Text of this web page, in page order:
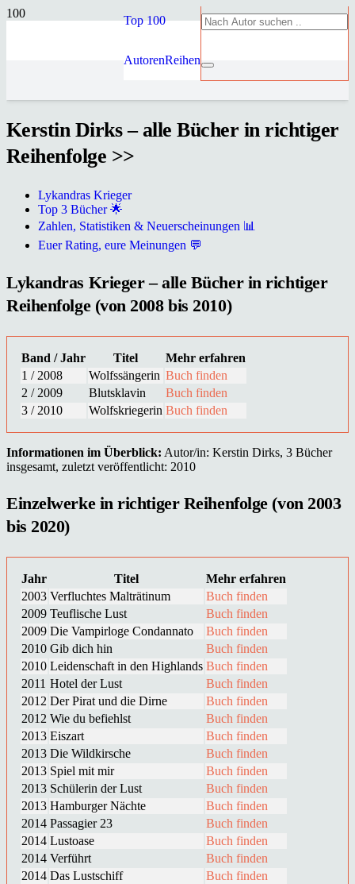
Top 100
AutorenReihen
Kerstin Dirks – alle Bücher in richtiger
Reihenfolge >>
Lykandras Krieger
Top 3 Bücher 🌟
Zahlen, Statistiken & Neuerscheinungen 📊
Euer Rating, eure Meinungen 💬
Lykandras Krieger – alle Bücher in richtiger
Reihenfolge (von 2008 bis 2010)
Band / Jahr Titel
Mehr erfahren
1 / 2008
Wolfssängerin Buch finden
2 / 2009
Blutsklavin
Buch finden
3 / 2010
Wolfskriegerin Buch finden
Informationen im Überblick: Autor/in: Kerstin Dirks, 3 Bücher
insgesamt, zuletzt veröffentlicht: 2010
Einzelwerke in richtiger Reihenfolge (von 2003
bis 2020)
Jahr Titel
Mehr erfahren
2003 Verfluchtes Malträtinum
Buch finden
2009 Teuflische Lust
Buch finden
2009 Die Vampirloge Condannato
Buch finden
2010 Gib dich hin
Buch finden
2010 Leidenschaft in den Highlands Buch finden
2011 Hotel der Lust
Buch finden
2012 Der Pirat und die Dirne
Buch finden
2012 Wie du befiehlst
Buch finden
2013 Eiszart
Buch finden
2013 Die Wildkirsche
Buch finden
2013 Spiel mit mir
Buch finden
2013 Schülerin der Lust
Buch finden
2013 Hamburger Nächte
Buch finden
2014 Passagier 23
Buch finden
2014 Lustoase
Buch finden
2014 Verführt
Buch finden
2014 Das Lustschiff
Buch finden